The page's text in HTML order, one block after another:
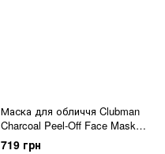
Маска для обличчя Clubman
Charcoal Peel-Off Face Mask
90ml
719 грн